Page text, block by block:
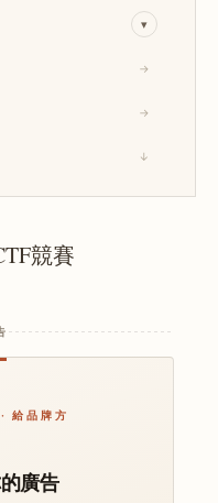
▾
→
→
↓
競賽
給品牌方
廣告